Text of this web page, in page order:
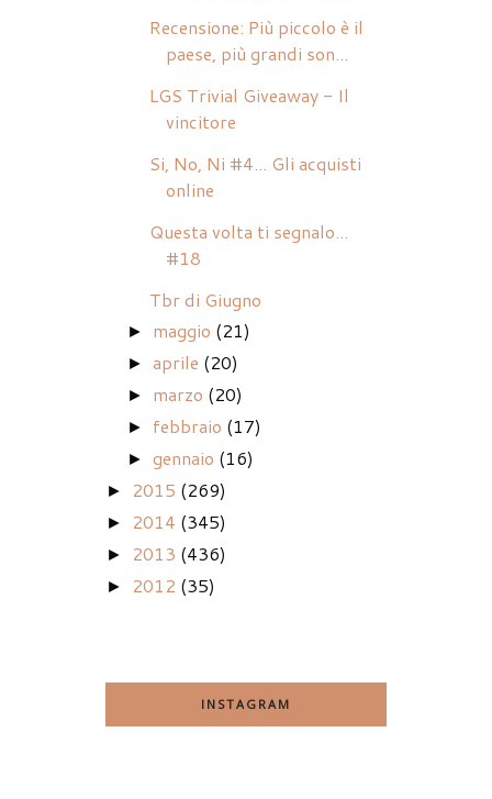
Recensione: Più piccolo è il
paese, più grandi son...
LGS Trivial Giveaway - Il
vincitore
Si, No, Ni #4... Gli acquisti
online
Questa volta ti segnalo...
#18
Tbr di Giugno
► maggio (21)
►aprile (20)
► marzo (20)
► febbraio (17)
►gennaio (16)
► 2015 (269)
► 2014 (345)
► 2013 (436)
► 2012 (35)
INSTAGRAM